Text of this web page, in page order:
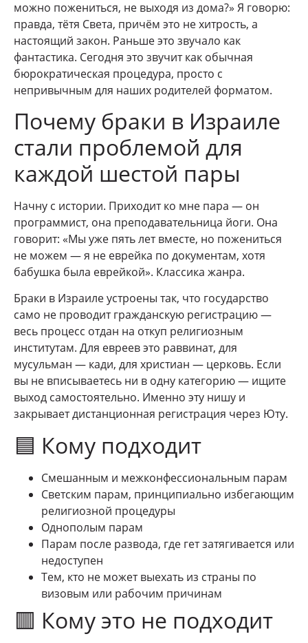
можно пожениться, не выходя из дома?» Я говорю:
правда, тётя Света, причём это не хитрость, а
настоящий закон. Раньше это звучало как
фантастика. Сегодня это звучит как обычная
бюрократическая процедура, просто с
непривычным для наших родителей форматом.
Почему браки в Израиле
стали проблемой для
каждой шестой пары
Начну с истории. Приходит ко мне пара — он
программист, она преподавательница йоги. Она
говорит: «Мы уже пять лет вместе, но пожениться
не можем — я не еврейка по документам, хотя
бабушка была еврейкой». Классика жанра.
Браки в Израиле устроены так, что государство
само не проводит гражданскую регистрацию —
весь процесс отдан на откуп религиозным
институтам. Для евреев это раввинат, для
мусульман — кади, для христиан — церковь. Если
вы не вписываетесь ни в одну категорию — ищите
выход самостоятельно. Именно эту нишу и
закрывает дистанционная регистрация через Юту.
🟦 Кому подходит
Смешанным и межконфессиональным парам
Светским парам, принципиально избегающим
религиозной процедуры
Однополым парам
Парам после развода, где гет затягивается или
недоступен
Тем, кто не может выехать из страны по
визовым или рабочим причинам
🟥 Кому это не подходит